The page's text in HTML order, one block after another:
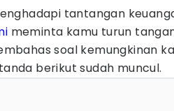
tantangan
meminta kamu turun
soal kemungkinan
berikut sudah muncul.